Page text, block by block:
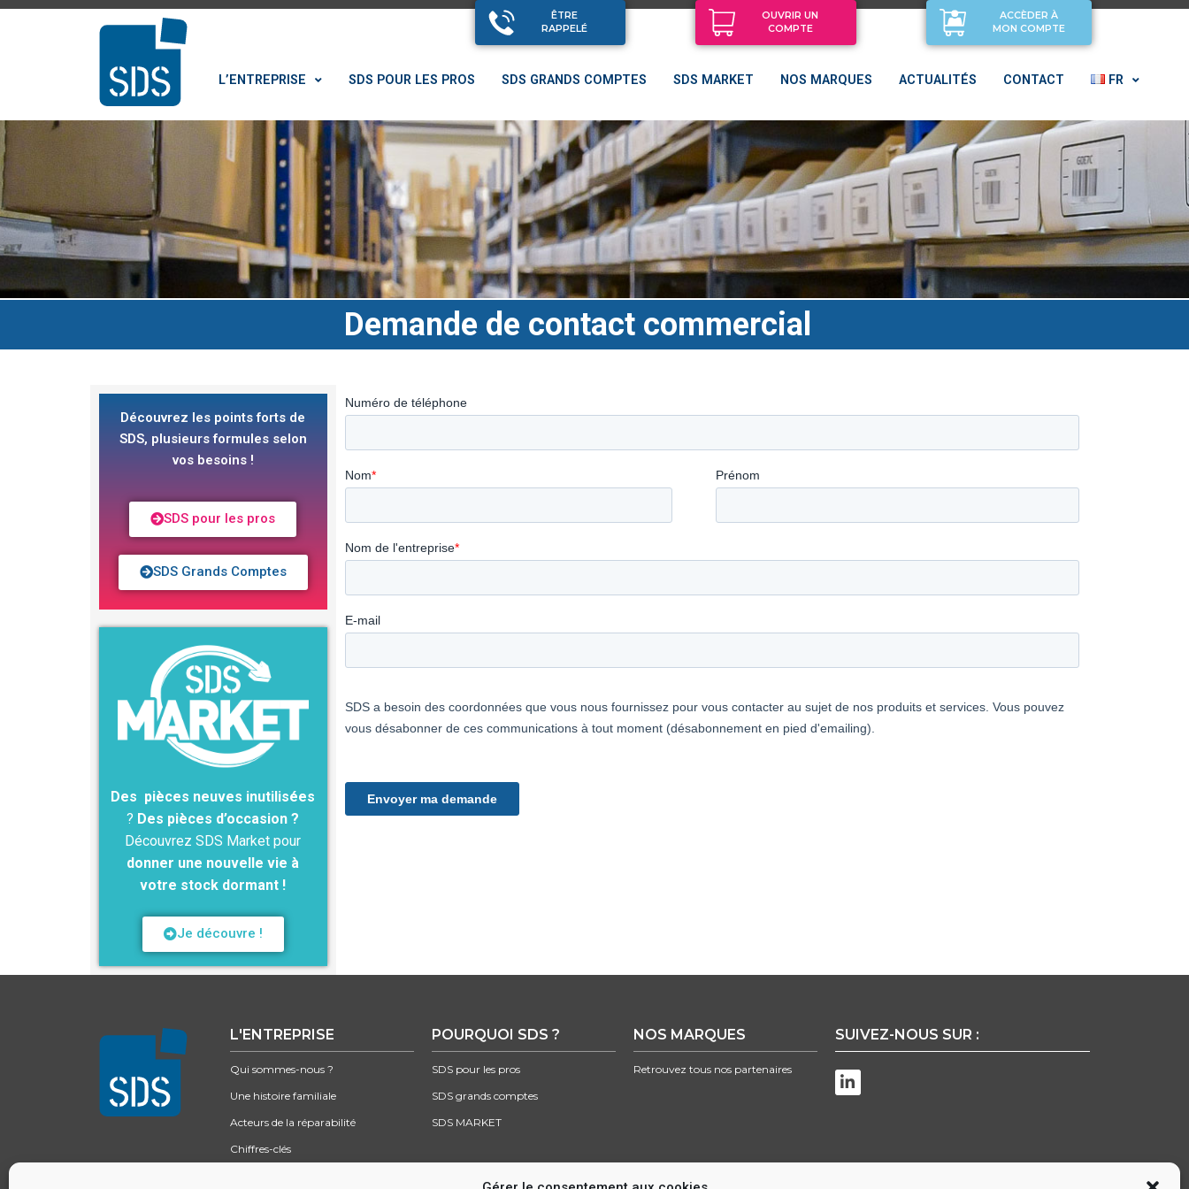
ÊTRE
RAPPELÉ
OUVRIR UN
COMPTE
ACCÈDER À
MON COMPTE
L’ENTREPRISE SDS POUR LES PROS SDS GRANDS COMPTES SDS MARKET NOS MARQUES ACTUALITÉS CONTACT FR
Demande de contact commercial
Découvrez les points forts de
SDS, plusieurs formules selon
vos besoins !
SDS pour les pros
SDS Grands Comptes
Des pièces neuves inutilisées
? Des pièces d’occasion ?
Découvrez SDS Market pour
donner une nouvelle vie à
votre stock dormant !
Je découvre !
L'ENTREPRISE
Qui sommes-nous ?
Une histoire familiale
Acteurs de la réparabilité
Chiffres-clés
POURQUOI SDS ?
SDS pour les pros
SDS grands comptes
SDS MARKET
NOS MARQUES
Retrouvez tous nos partenaires
SUIVEZ-NOUS SUR :